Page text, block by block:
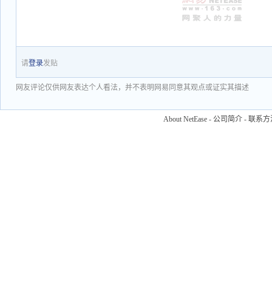
请登录发贴
网友评论仅供网友表达个人看法，并不表明网易同意其观点或证实其描述
About NetEase - 公司简介 - 联系方